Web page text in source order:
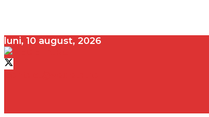
luni, 10 august, 2026